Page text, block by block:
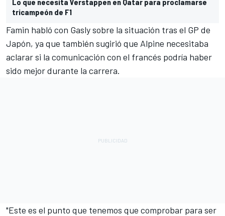
tricampeón de F1
Famin habló con Gasly sobre la situación tras el GP de
Japón, ya que también sugirió que Alpine necesitaba
aclarar si la comunicación con el francés podría haber
sido mejor durante la carrera.
"Este es el punto que tenemos que comprobar para ser